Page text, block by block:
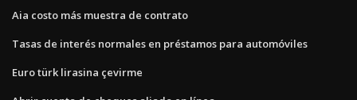
Aia costo más muestra de contrato
Tasas de interés normales en préstamos para automóviles
Euro türk lirasina çevirme